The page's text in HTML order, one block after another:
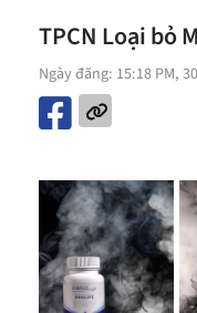
Phẩm
Sưu
TPCN Loại bỏ
Ngày đăng: 15:18 PM,